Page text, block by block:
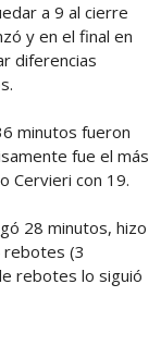
a 9 al cierre
y en el final en
diferencias
minutos fueron
fue el más
Cervieri con 19.
28 minutos, hizo
rebotes (3
rebotes lo siguió